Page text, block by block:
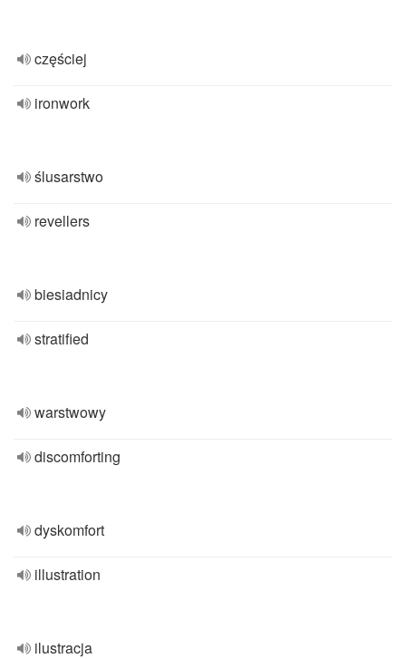
częściej
ironwork
ślusarstwo
revellers
biesiadnicy
stratified
warstwowy
discomforting
dyskomfort
illustration
ilustracja